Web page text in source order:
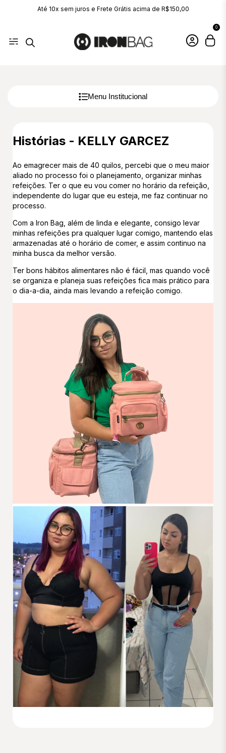
Até 10x sem juros e Frete Grátis acima de R$150,00
0
Menu Institucional
Histórias - KELLY GARCEZ
Ao emagrecer mais de 40 quilos, percebi que o meu maior
aliado no processo foi o planejamento, organizar minhas
refeições. Ter o que eu vou comer no horário da refeição,
independente do lugar que eu esteja, me faz continuar no
processo.
Com a Iron Bag, além de linda e elegante, consigo levar
minhas refeições pra qualquer lugar comigo, mantendo elas
armazenadas até o horário de comer, e assim continuo na
minha busca da melhor versão.
Ter bons hábitos alimentares não é fácil, mas quando você
se organiza e planeja suas refeições fica mais prático para
o dia-a-dia, ainda mais levando a refeição comigo.